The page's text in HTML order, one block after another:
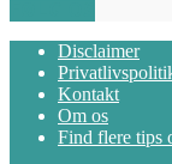
Disclaimer
Kontakt
Om os
Find flere tips